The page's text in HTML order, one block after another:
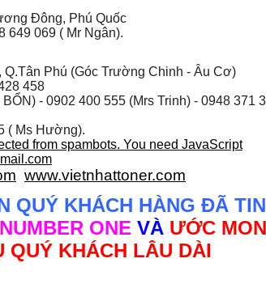
Đông, Phú Quốc
649 069 ( Mr Ngân).
Phú (Góc Trường Chinh - Âu Cơ)
458
BỔN) - 0902 400 555 (Mrs Trinh) - 0948 371
( Ms Hường).
from spambots. You need JavaScript
www.vietnhattoner.com
QUÝ KHÁCH HÀNG ĐÃ TIN
NUMBER ONE VÀ ƯỚC
QUÝ KHÁCH LÂU DÀI